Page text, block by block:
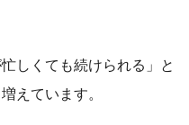
しくても続けられる」と
えています。